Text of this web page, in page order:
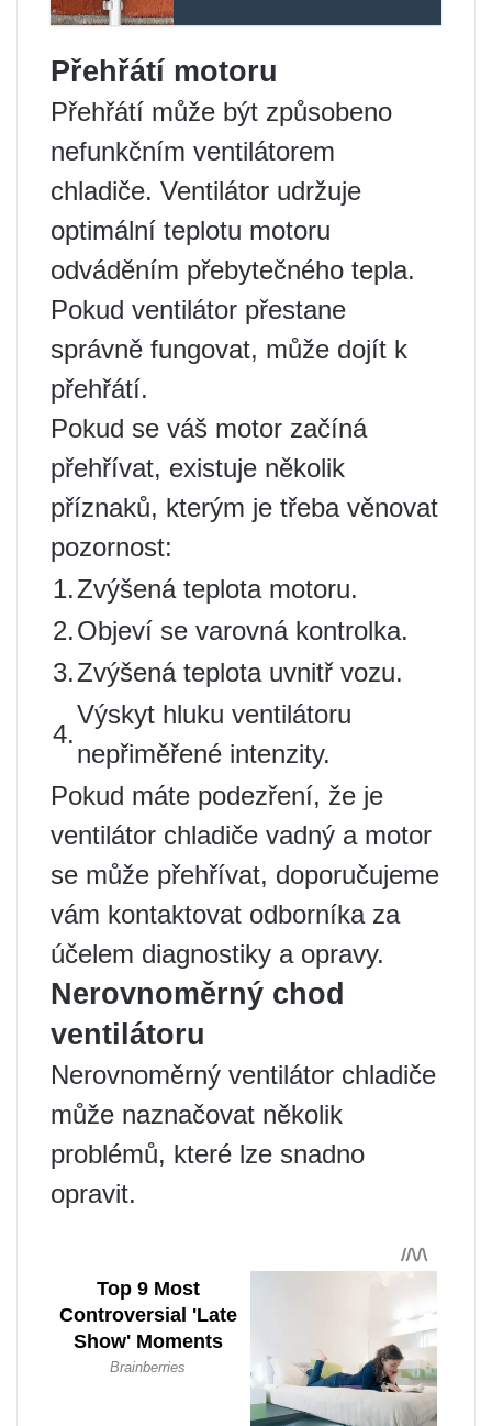
Přehřátí motoru
Přehřátí může být způsobeno
nefunkčním ventilátorem
chladiče. Ventilátor udržuje
optimální teplotu motoru
odváděním přebytečného tepla.
Pokud ventilátor přestane
správně fungovat, může dojít k
přehřátí.
Pokud se váš motor začíná
přehřívat, existuje několik
příznaků, kterým je třeba věnovat
pozornost:
1.Zvýšená teplota motoru.
2.Objeví se varovná kontrolka.
3.Zvýšená teplota uvnitř vozu.
4.
Výskyt hluku ventilátoru
nepřiměřené intenzity.
Pokud máte podezření, že je
ventilátor chladiče vadný a motor
se může přehřívat, doporučujeme
vám kontaktovat odborníka za
účelem diagnostiky a opravy.
Nerovnoměrný chod
ventilátoru
Nerovnoměrný ventilátor chladiče
může naznačovat několik
problémů, které lze snadno
opravit.